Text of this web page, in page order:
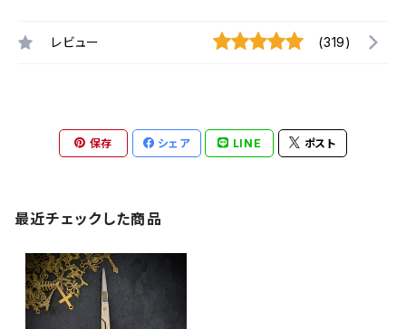
レビュー (319)
保存 シェア LINE ポスト
最近チェックした商品